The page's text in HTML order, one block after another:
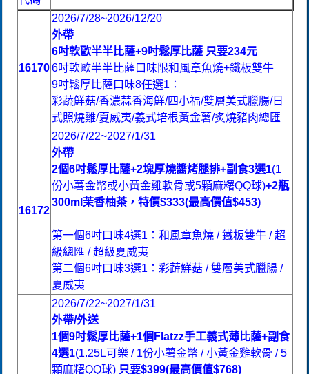
16170
2026/7/28~2026/12/20
外帶
6吋軟歐半半比薩+9吋鬆厚比薩 只要234元
6吋軟歐半半比薩口味限和風章魚燒+鐵板雙牛
9吋鬆厚比薩口味8任選1：
彩蔬鮮菇/香濃蒜香海鮮/四小福/雙層美式臘腸/日
式照燒雞/夏威夷/義式培根黃金薯/炙燒豬肉總匯
16172
2026/7/22~2027/1/31
外帶
2個6吋鬆厚比薩+2塊厚燒醬烤腿排+副食3選1(1
份小薯金幣或小黃金雞軟骨或5顆麻糬QQ球)+2瓶
300ml茉香柚茶，特價$333(最高價值$453)
第一個6吋口味4選1：和風章魚燒 / 鐵板雙牛 / 超
級總匯 / 超級夏威夷
第二個6吋口味3選1：彩蔬鮮菇 / 雙層美式臘腸 /
夏威夷
2026/7/22~2027/1/31
外帶/外送
1個9吋鬆厚比薩+1個Flatzz手工義式薄比薩+副食
4選1(1.25L可樂 / 1份小薯金幣 / 小黃金雞軟骨 / 5
顆麻糬QQ球) 只要$399(最高價值$768)